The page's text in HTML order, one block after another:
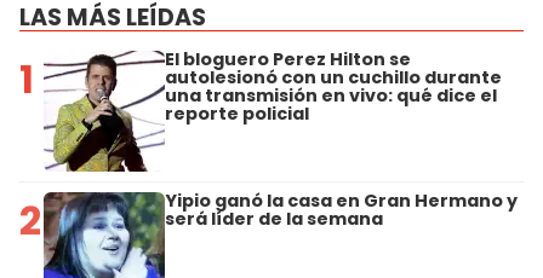
LAS MÁS LEÍDAS
1 El bloguero Perez Hilton se
autolesionó con un cuchillo durante
una transmisión en vivo: qué dice el
reporte policial
2 Yipio ganó la casa en Gran Hermano y
será líder de la semana